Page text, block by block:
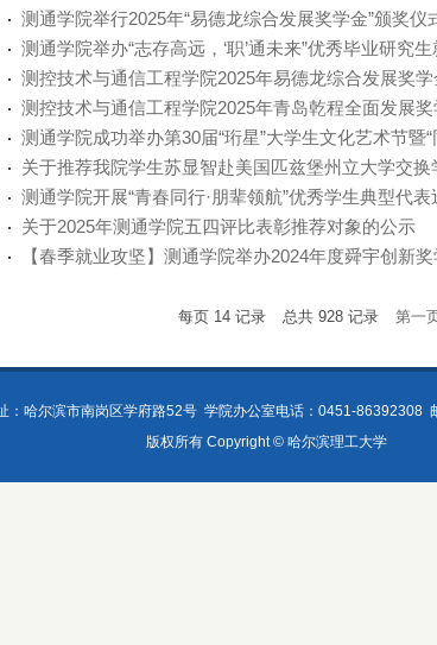
测通学院举行2025年“易德龙综合发展奖学金”颁奖仪
测通学院举办“志存高远，‘职’通未来”优秀毕业研究
测控技术与通信工程学院2025年易德龙综合发展奖
测控技术与通信工程学院2025年青岛乾程全面发展
测通学院成功举办第30届“珩星”大学生文化艺术节暨“
关于推荐我院学生苏显智赴美国匹兹堡州立大学交换
测通学院开展“青春同行·朋辈领航”优秀学生典型代表
关于2025年测通学院五四评比表彰推荐对象的公示
【春季就业攻坚】测通学院举办2024年度舜宇创新
每页 14记录 总共 928记录 第一
：哈尔滨市南岗区学府路52号 学院办公室电话：0451-86392308
版权所有 Copyright © 哈尔滨理工大学